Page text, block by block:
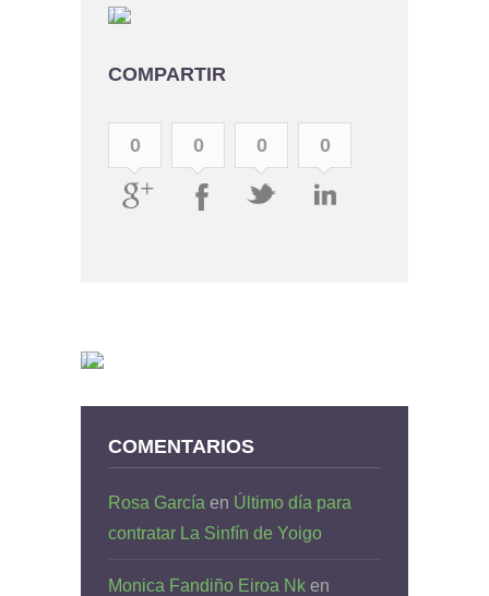
COMPARTIR
0 0 0 0
COMENTARIOS
Rosa García en Último día para
contratar La Sinfín de Yoigo
Monica Fandiño Eiroa Nk en